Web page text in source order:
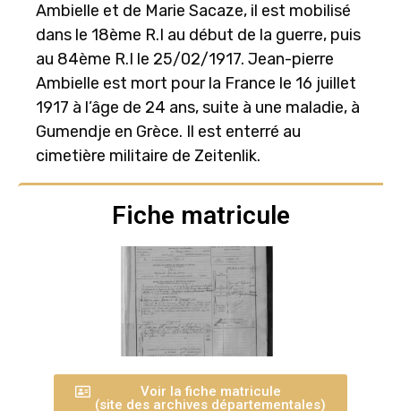
Ambielle et de Marie Sacaze, il est mobilisé
dans le 18ème R.I au début de la guerre, puis
au 84ème R.I le 25/02/1917. Jean-pierre
Ambielle est mort pour la France le 16 juillet
1917 à l’âge de 24 ans, suite à une maladie, à
Gumendje en Grèce. Il est enterré au
cimetière militaire de Zeitenlik.
Fiche matricule
Voir la fiche matricule
(site des archives départementales)